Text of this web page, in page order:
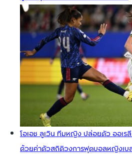
โอเอช ลูเวิน ทีมหญิง ปล่อยตัว ออเรลี
ด้วยค่าตัวสถิติวงการฟุตบอลหญิงเบ